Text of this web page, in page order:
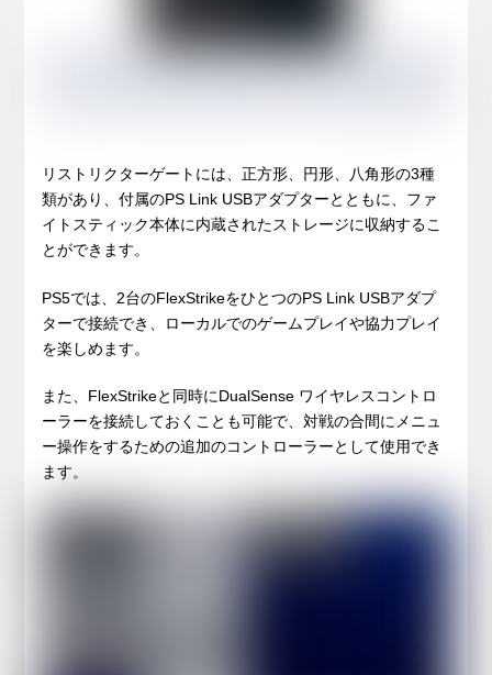
リストリクターゲートには、正方形、円形、八角形の3種
類があり、付属のPS Link USBアダプターとともに、ファ
イトスティック本体に内蔵されたストレージに収納するこ
とができます。
PS5では、2台のFlexStrikeをひとつのPS Link USBアダプ
ターで接続でき、ローカルでのゲームプレイや協力プレイ
を楽しめます。
また、FlexStrikeと同時にDualSense ワイヤレスコントロ
ーラーを接続しておくことも可能で、対戦の合間にメニュ
ー操作をするための追加のコントローラーとして使用でき
ます。